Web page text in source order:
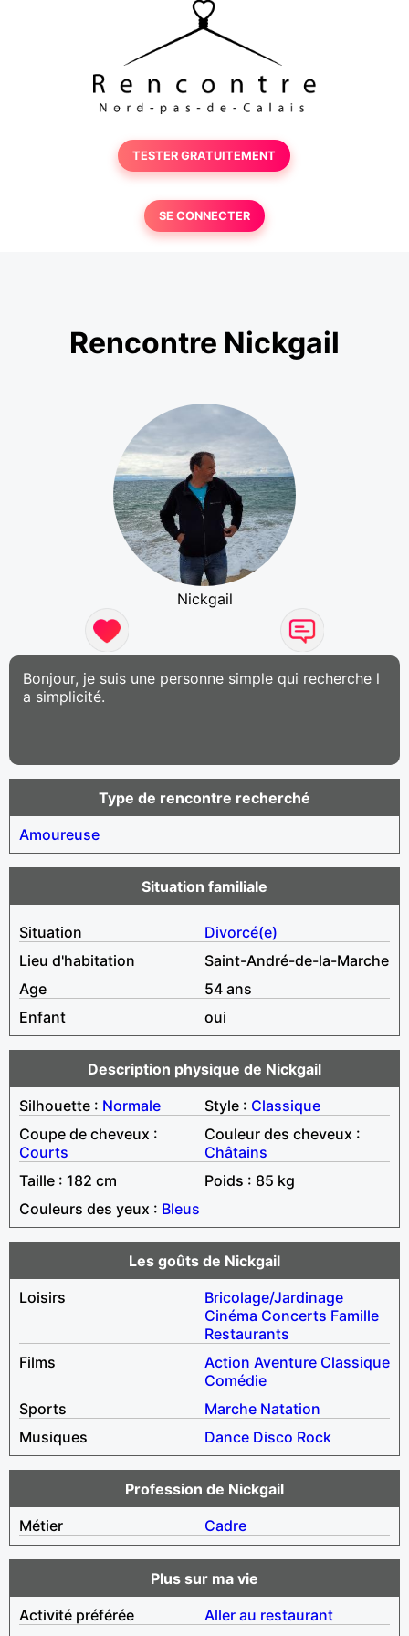
TESTER GRATUITEMENT
SE CONNECTER
Rencontre Nickgail
Nickgail
Bonjour, je suis une personne simple qui recherche l
a simplicité.
Type de rencontre recherché
Amoureuse
Situation familiale
Situation
Divorcé(e)
Lieu d'habitation
Saint-André-de-la-Marche
Age
54 ans
Enfant
oui
Description physique de Nickgail
Silhouette : Normale Style : Classique
Coupe de cheveux :
Courts
Couleur des cheveux :
Châtains
Taille : 182 cm
Poids : 85 kg
Couleurs des yeux : Bleus
Les goûts de Nickgail
Loisirs
Bricolage/Jardinage
Cinéma Concerts Famille
Restaurants
Films
Action Aventure Classique
Comédie
Sports
Marche Natation
Musiques
Dance Disco Rock
Profession de Nickgail
Métier
Cadre
Plus sur ma vie
Activité préférée
Aller au restaurant